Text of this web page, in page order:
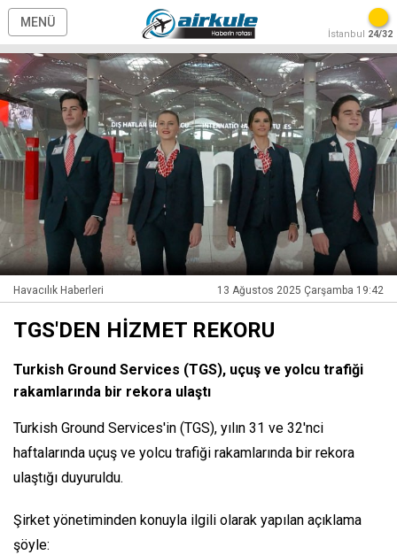
MENÜ
İstanbul 24/32
Havacılık Haberleri 13 Ağustos 2025 Çarşamba 19:42
TGS'DEN HİZMET REKORU
Turkish Ground Services (TGS), uçuş ve yolcu trafiği
rakamlarında bir rekora ulaştı
Turkish Ground Services'in (TGS), yılın 31 ve 32'nci
haftalarında uçuş ve yolcu trafiği rakamlarında bir rekora
ulaştığı duyuruldu.
Şirket yönetiminden konuyla ilgili olarak yapılan açıklama
şöyle: